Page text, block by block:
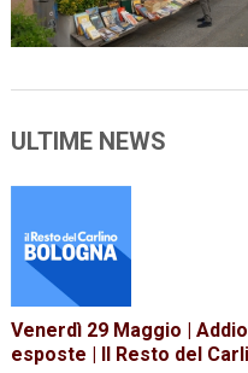
ULTIME NEWS
Venerdì 29 Maggio |
esposte | Il Resto del